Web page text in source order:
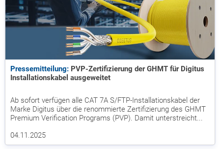
Pressemitteilung: PVP-Zertifizierung der GHMT für Digitus
Installationskabel ausgeweitet
Ab sofort verfügen alle CAT 7A S/FTP-Installationskabel der
Marke Digitus über die renommierte Zertifizierung des GHMT
Premium Verification Programs (PVP). Damit unterstreicht...
04.11.2025